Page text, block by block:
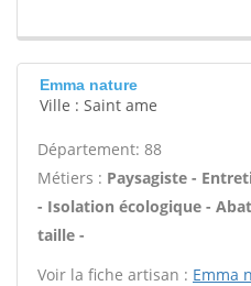
Emma nature
Ville : Saint ame
Département: 88
Métiers : Paysagiste -
- Isolation écologique -
taille -
Voir la fiche artisan : Emma